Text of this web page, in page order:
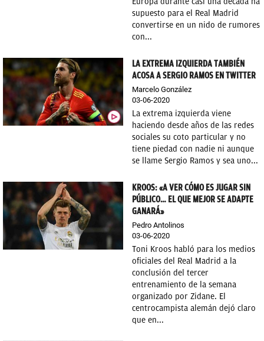
supuesto para el Real Madrid
convertirse en un nido de rumores
con...
LA EXTREMA IZQUIERDA TAMBIÉN
ACOSA A SERGIO RAMOS EN TWITTER
Marcelo González
03-06-2020
La extrema izquierda viene
haciendo desde años de las redes
sociales su coto particular y no
tiene piedad con nadie ni aunque
se llame Sergio Ramos y sea uno...
KROOS: «A VER CÓMO ES JUGAR SIN
PÚBLICO… EL QUE MEJOR SE ADAPTE
GANARÁ»
Pedro Antolinos
03-06-2020
Toni Kroos habló para los medios
oficiales del Real Madrid a la
conclusión del tercer
entrenamiento de la semana
organizado por Zidane. El
centrocampista alemán dejó claro
que en...